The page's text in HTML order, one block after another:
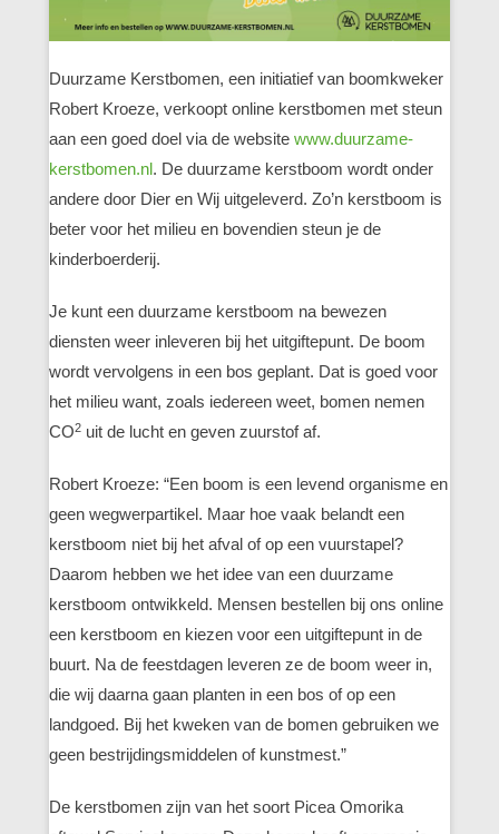
Duurzame Kerstbomen, een initiatief van boomkweker
Robert Kroeze, verkoopt online kerstbomen met steun
aan een goed doel via de website www.duurzame-
kerstbomen.nl . De duurzame kerstboom wordt onder
andere door Dier en Wij uitgeleverd. Zo’n kerstboom is
beter voor het milieu en bovendien steun je de
kinderboerderij.
Je kunt een duurzame kerstboom na bewezen
diensten weer inleveren bij het uitgiftepunt. De boom
wordt vervolgens in een bos geplant. Dat is goed voor
het milieu want, zoals iedereen weet, bomen nemen
CO2 uit de lucht en geven zuurstof af.
Robert Kroeze: “Een boom is een levend organisme en
geen wegwerpartikel. Maar hoe vaak belandt een
kerstboom niet bij het afval of op een vuurstapel?
Daarom hebben we het idee van een duurzame
kerstboom ontwikkeld. Mensen bestellen bij ons online
een kerstboom en kiezen voor een uitgiftepunt in de
buurt. Na de feestdagen leveren ze de boom weer in,
die wij daarna gaan planten in een bos of op een
landgoed. Bij het kweken van de bomen gebruiken we
geen bestrijdingsmiddelen of kunstmest.”
De kerstbomen zijn van het soort Picea Omorika